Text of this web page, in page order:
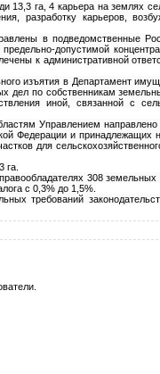
13,3 га, 4 карьера на землях
разработку карьеров,
в подведомственные
допустимой
к административной
изъятия в Департамент
по собственникам
иной, связанной с
Управлением
Федерации и принадлежащих
для
га.
308
с 0,3% до 1,5%.
требований